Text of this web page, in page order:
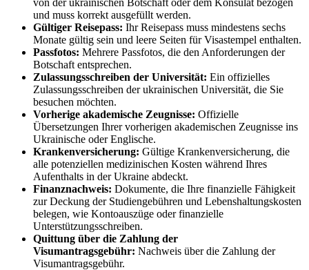
und muss korrekt ausgefüllt werden.
Gültiger Reisepass: Ihr Reisepass muss mindestens sechs
Monate gültig sein und leere Seiten für Visastempel enthalten.
Passfotos: Mehrere Passfotos, die den Anforderungen der
Botschaft entsprechen.
Zulassungsschreiben der Universität: Ein offizielles
Zulassungsschreiben der ukrainischen Universität, die Sie
besuchen möchten.
Vorherige akademische Zeugnisse: Offizielle
Übersetzungen Ihrer vorherigen akademischen Zeugnisse ins
Ukrainische oder Englische.
Krankenversicherung: Gültige Krankenversicherung, die
alle potenziellen medizinischen Kosten während Ihres
Aufenthalts in der Ukraine abdeckt.
Finanznachweis: Dokumente, die Ihre finanzielle Fähigkeit
zur Deckung der Studiengebühren und Lebenshaltungskosten
belegen, wie Kontoauszüge oder finanzielle
Unterstützungsschreiben.
Quittung über die Zahlung der
Visumantragsgebühr: Nachweis über die Zahlung der
Visumantragsgebühr.